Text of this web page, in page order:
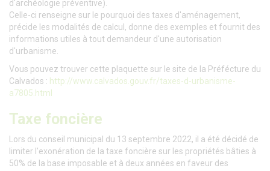
d'archéologie préventive).
Celle-ci renseigne sur le pourquoi des taxes d'aménagement,
précide les modalités de calcul, donne des exemples et fournit des
informations utiles à tout demandeur d'une autorisation
d'urbanisme.
Vous pouvez trouver cette plaquette sur le site de la Préfécture du
Calvados : http://www.calvados.gouv.fr/taxes-d-urbanisme-
a7805.html
Taxe foncière
Lors du conseil municipal du 13 septembre 2022, il a été décidé de
limiter l'exonération de la taxe foncière sur les propriétés bâties à
50% de la base imposable et à deux années en faveur des